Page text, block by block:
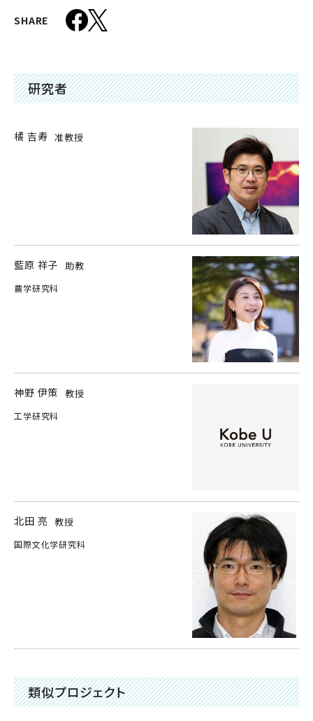
SHARE
研究者
橘 吉寿 准教授
藍原 祥子 助教
農学研究科
神野 伊策 教授
工学研究科
北田 亮 教授
国際文化学研究科
類似プロジェクト